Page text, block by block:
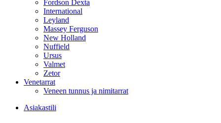
Fordson Dexta
International
Leyland
Massey Ferguson
New Holland
Nuffield
Ursus
Valmet
Zetor
Venetarrat
Veneen tunnus ja nimitarrat
Asiakastili